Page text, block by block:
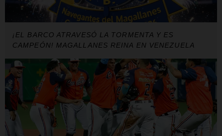
¡EL BARCO ATRAVESÓ LA TORMENTA Y ES
CAMPEÓN! MAGALLANES REINA EN VENEZUELA